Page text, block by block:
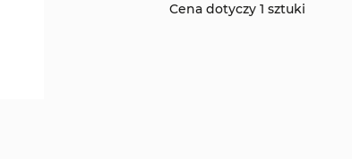
Cena dotyczy 1 sztuki